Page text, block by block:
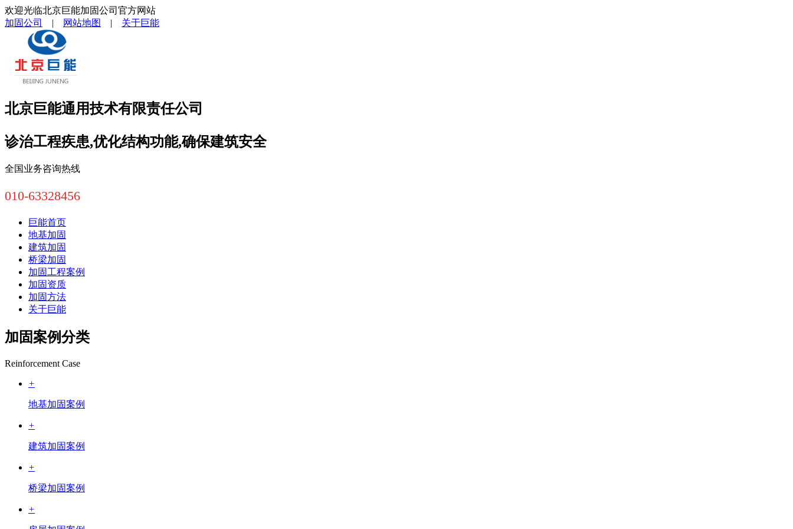
欢迎光临北京巨能加固公司官方网站
加固公司
| 网站地图 | 关于巨能
北京巨能通用技术有限责任公司
诊治工程疾患,优化结构功能,确保建筑安全
全国业务咨询热线
010-63328456
巨能首页
地基加固
建筑加固
桥梁加固
加固工程案例
加固资质
加固方法
关于巨能
加固案例分类
Reinforcement Case
+
地基加固案例
+
建筑加固案例
+
桥梁加固案例
+